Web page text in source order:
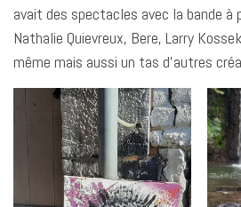
avait des spectacles avec la bande à
Nathalie Quievreux, Bere, Larry
même mais aussi un tas d’autres